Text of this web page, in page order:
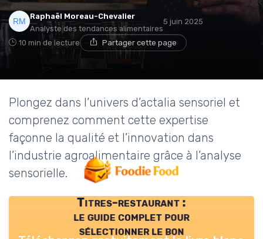
Raphaël Moreau-Chevalier
Analyste des tendances alimentaires
5 juin 2025
10 min de lecture Partager cette page
Plongez dans l’univers d’actalia sensoriel et
comprenez comment cette expertise
façonne la qualité et l’innovation dans
l’industrie agroalimentaire grâce à l’analyse
sensorielle.
Titres-restaurant :
le guide complet pour
sélectionner le bon